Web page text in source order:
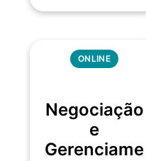
ONLINE
Negociação
e
Gerenciame